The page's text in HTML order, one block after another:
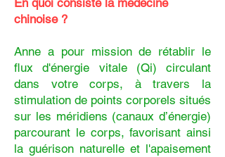
​En quoi consiste la médecine
chinoise ?
Anne a pour mission de rétablir le
flux d'énergie vitale (Qi) circulant
dans votre corps, à travers la
stimulation de points corporels situés
sur les méridiens (canaux d’énergie)
parcourant le corps, favorisant ainsi
la guérison naturelle et l'apaisement